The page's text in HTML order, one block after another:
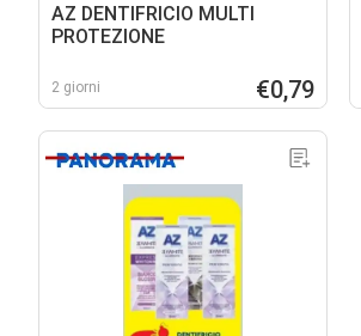
AZ DENTIFRICIO MULTI
PROTEZIONE
2 giorni €0,79